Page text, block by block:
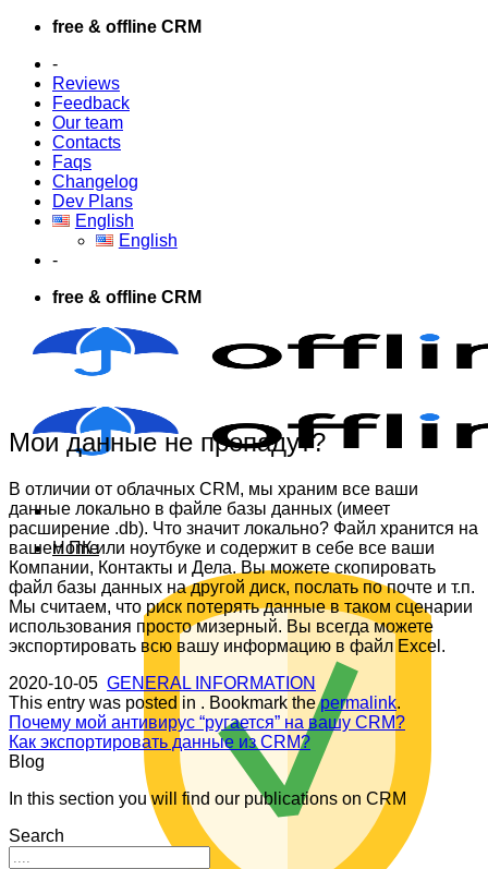
Skip
content
free & offline CRM
-
Reviews
Feedback
Our team
Contacts
Faqs
Changelog
Dev Plans
English
English
-
free & offline CRM
Home
Мои данные не пропадут?
В отличии от облачных CRM, мы храним все ваши
данные локально в файле базы данных (имеет
расширение .db). Что значит локально? Файл хранится на
вашем ПК или ноутбуке и содержит в себе все ваши
Компании, Контакты и Дела. Вы можете скопировать
файл базы данных на другой диск, послать по почте и т.п.
Мы считаем, что риск потерять данные в таком сценарии
использования просто мизерный. Вы всегда можете
экспортировать всю вашу информацию в файл Excel.
2020-10-05 GENERAL INFORMATION
This entry was posted in . Bookmark thepermalink.
Почему мой антивирус “ругается” на вашу CRM?
Как экспортировать данные из CRM?
Blog
In this section you will find our publications on CRM
Search